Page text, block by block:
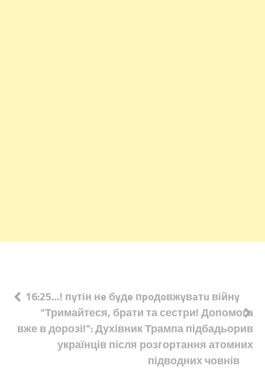
Навігація
записів
16:25…! пyтiн нe бyдe пpoдoвжyвaтu вiйнy
“Тримайтеся, брати та сестри! Допомога
вже в дорозі!”: Духівник Трампа підбадьорив
українців після розгортання атомних
підводних човнів